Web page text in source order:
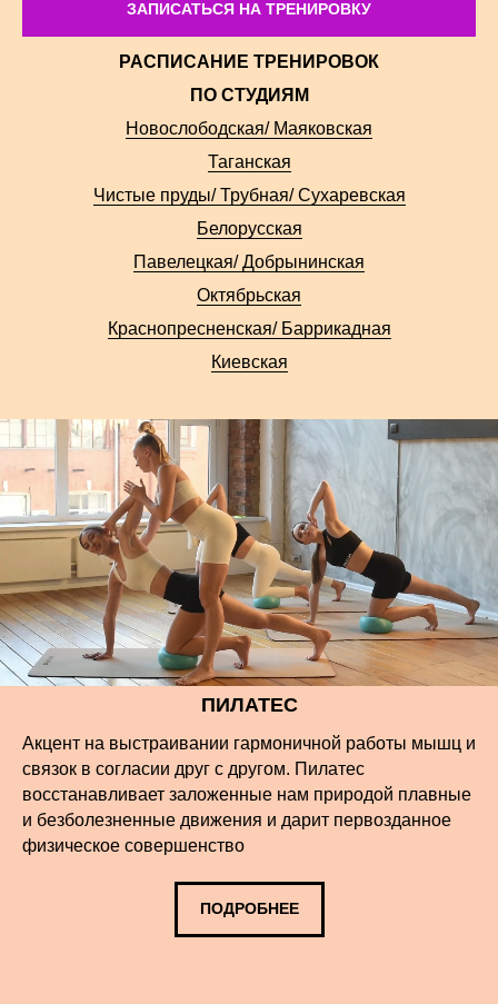
ЗАПИСАТЬСЯ НА ТРЕНИРОВКУ
РАСПИСАНИЕ ТРЕНИРОВОК
ПО СТУДИЯМ
Новослободская/ Маяковская
Таганская
Чистые пруды/ Трубная/ Сухаревская
Белорусская
Павелецкая/ Добрынинская
Октябрьская
Краснопресненская/ Баррикадная
Киевская
ПИЛАТЕС
Акцент на выстраивании гармоничной работы мышц и
связок в согласии друг с другом. Пилатес
восстанавливает заложенные нам природой плавные
и безболезненные движения и дарит первозданное
физическое совершенство
ПОДРОБНЕЕ